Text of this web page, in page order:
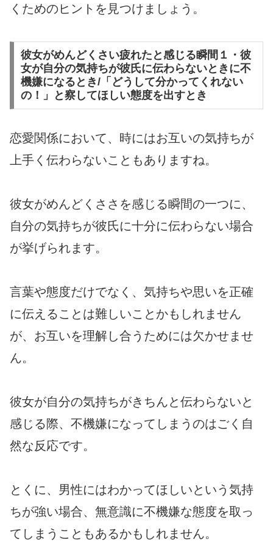
くためのヒントを見つけましょう。
彼女がめんどくさい疲れたと感じる瞬間１・彼
女が自分の気持ちが彼氏に伝わらないときに不
機嫌になるとき/「どうして分かってくれない
の！」と察してほしい態度を出すとき
恋愛関係において、時にはお互いの気持ちが
上手く伝わらないこともありますね。
彼女がめんどくささを感じる瞬間の一つに、
自分の気持ちが彼氏に十分に伝わらない場合
が挙げられます。
言葉や態度だけでなく、気持ちや思いを正確
に伝えることは難しいことかもしれません
が、お互いを理解し合うためには欠かせませ
ん。
彼女が自分の気持ちがきちんと伝わらないと
感じる際、不機嫌になってしまうのはごく自
然な反応です。
とくに、男性にはわかってほしいという気持
ちが強い場合、無意識に不機嫌な態度を取っ
てしまうこともあるかもしれません。